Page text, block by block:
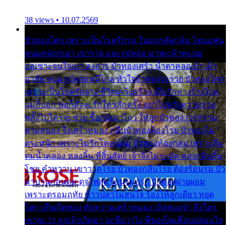
38 views • 10.07.2569
บัวทองโศก เพราะเป็นโรครักรุม ในอกกลัดกลุ้ม โดนแฟน
หนุ่มหลอกเอา เขารวย และรูปหล่อ มาพะเน้าพะนอ
ออเซาะจนใจเบา สงสาร บัวทองเศร้า น้ำตาคลอเบ้า เฝ้า
อาลัย หนุ่มรูปหล่อหนีไกล หัวใจบัวทองระรวย บัวทองโศก
เพราะเป็นโรครักจาง ชีวิตเคว้งคว้าง เมื่อรักห่างร้างไกล
แม่ก็บอก พ่อก็สั่งจะรักใครสักครั้ง อย่าไปหวังความรวย
พลั้งไปใครจะช่วย ซื้อเปลมาไกว ให้ลูกบัวทอง เวรกรรม
ตามสนอง จึงเศร้าหมอง กลีบบัวทองต้องโรย บัวทองไม่
ตระหนัก เพราะไม่รักโคลนตม บัวทองท้องกลม เพราะลืม
ตมน้ำคลอง หลงลิ้น ที่สิ้นสัตย์ เจ้าจึงไม่ระมัด หลงกลิ่นลิ้น
โชย คำหวาน เขาวาดโรย บัวทองกลีบโรย ต้องร้อนรุม บัว
มาบานก่อนตูม ดุจไฟสุมร้อนรุมอุรา บัวทองผ่ายผอม
เพราะตรอมฤทัย ข้าวปลาไม่สนใจ ร้องไห้ลูกเดียว หยุด
โศก เสียเถิดทอง พักความเศร้าหมอง เถิดทองจ๋า ถึงใคร
เขาจะว่า ลูกเจ้าเกิดมา จะชื่อว่าไง พี่ขอเป็นเพื่อนปลอบใจ